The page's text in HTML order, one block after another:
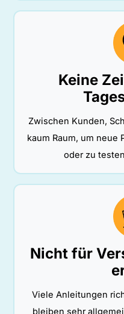
Keine
Zwischen Kunden,
kaum Raum, um neue
oder zu
Nicht für
Viele Anleitungen
bleiben sehr